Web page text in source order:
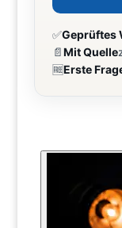
✅Geprüftes
📄Mit Quelle
🆓Erste